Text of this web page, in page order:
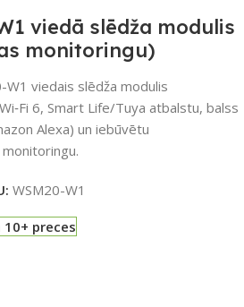
viedā slēdža modulis
monitoringu)
viedais slēdža modulis
6, Smart Life/Tuya atbalstu, balss
Alexa) un iebūvētu
WSM20-W1
preces